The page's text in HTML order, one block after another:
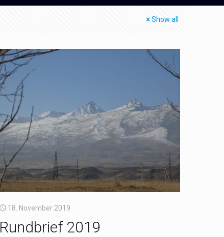
Show all
18. November 2019
Rundbrief 2019